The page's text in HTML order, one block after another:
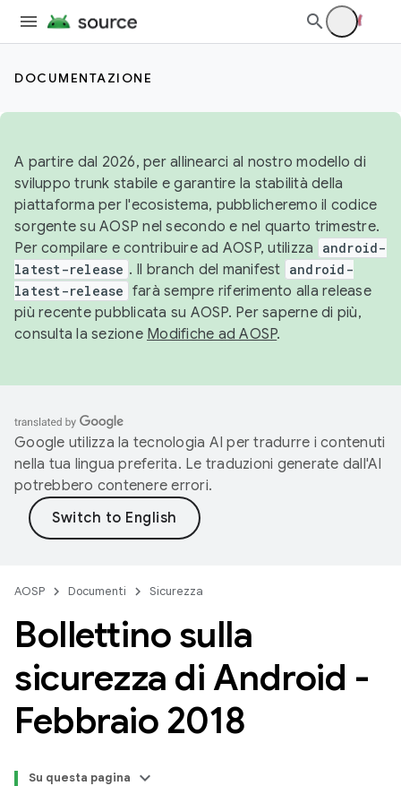
DOCUMENTAZIONE
A partire dal 2026, per allinearci al nostro modello di
sviluppo trunk stabile e garantire la stabilità della
piattaforma per l'ecosistema, pubblicheremo il codice
sorgente su AOSP nel secondo e nel quarto trimestre.
Per compilare e contribuire ad AOSP, utilizza
android-
latest-release . Il branch del manifest android-
latest-release farà sempre riferimento alla release
più recente pubblicata su AOSP. Per saperne di più,
consulta la sezione Modifiche ad AOSP.
Google utilizza la tecnologia AI per tradurre i contenuti
nella tua lingua preferita. Le traduzioni generate dall'AI
potrebbero contenere errori.
AOSP Documenti Sicurezza
Bollettino sulla
sicurezza di Android -
Febbraio 2018
Su questa pagina